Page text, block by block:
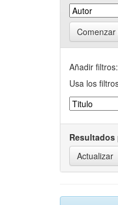
Añadir filtros:
Usa los